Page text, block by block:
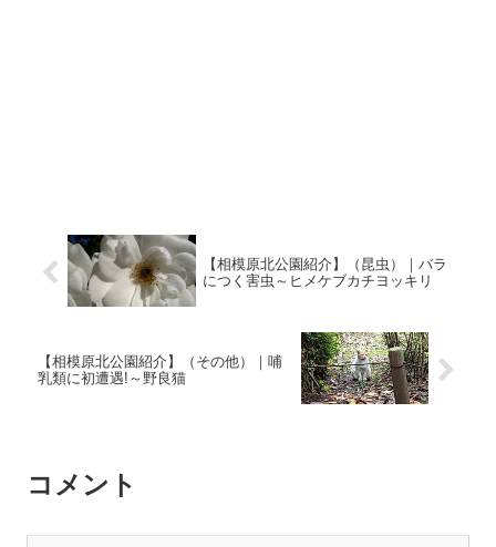
【相模原北公園紹介】（昆虫）｜バラ
につく害虫～ヒメケブカチヨッキリ
【相模原北公園紹介】（その他）｜哺
乳類に初遭遇!～野良猫
コメント